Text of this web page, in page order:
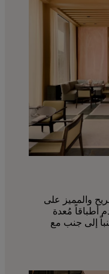
والمميز على
أطباقاً مُعدة
إلى جنب مع